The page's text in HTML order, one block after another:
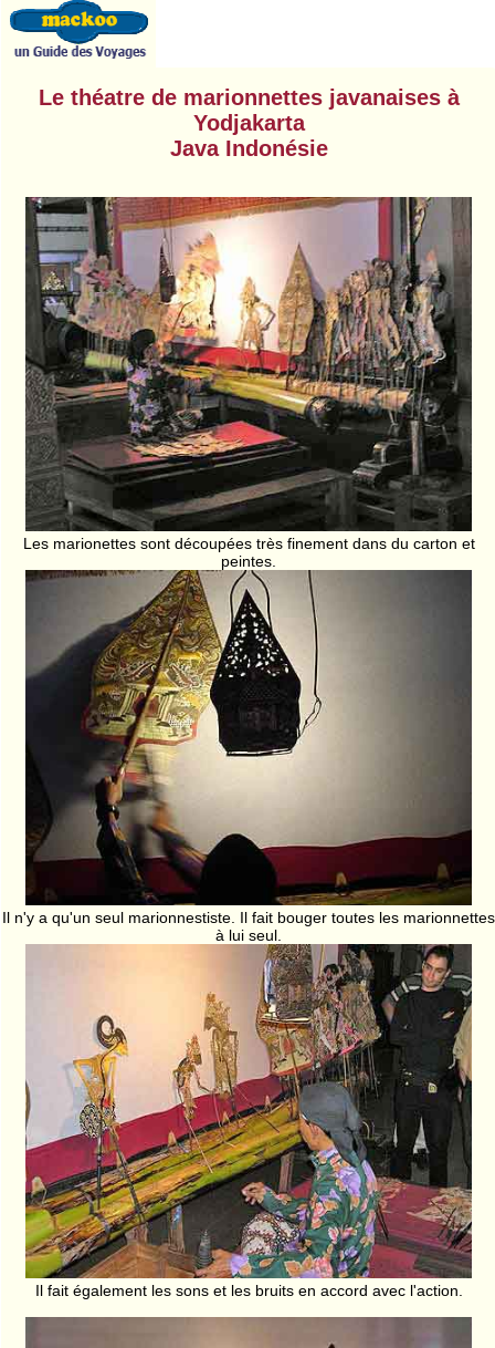
Le théatre de marionnettes javanaises à
Yodjakarta
Java Indonésie
Les marionettes sont découpées très finement dans du carton et
peintes.
Il n'y a qu'un seul marionnestiste. Il fait bouger toutes les marionnettes
à lui seul.
Il fait également les sons et les bruits en accord avec l'action.